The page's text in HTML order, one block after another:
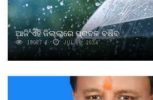
ଆଜି ଏହି ଜିଲ୍ଲାରେ ପ୍ରବଳ ବର୍ଷିବ
15027 JUL 06, 2024